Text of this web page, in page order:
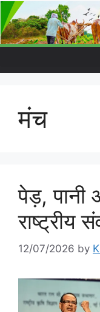
मंच
पेड़, पानी
राष्ट्रीय
12/07/2026 by